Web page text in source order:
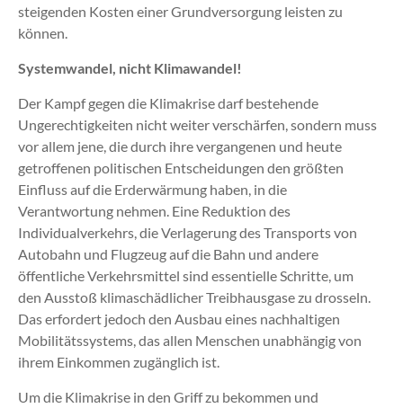
steigenden Kosten einer Grundversorgung leisten zu
können.
Systemwandel, nicht Klimawandel!
Der Kampf gegen die Klimakrise darf bestehende
Ungerechtigkeiten nicht weiter verschärfen, sondern muss
vor allem jene, die durch ihre vergangenen und heute
getroffenen politischen Entscheidungen den größten
Einfluss auf die Erderwärmung haben, in die
Verantwortung nehmen. Eine Reduktion des
Individualverkehrs, die Verlagerung des Transports von
Autobahn und Flugzeug auf die Bahn und andere
öffentliche Verkehrsmittel sind essentielle Schritte, um
den Ausstoß klimaschädlicher Treibhausgase zu drosseln.
Das erfordert jedoch den Ausbau eines nachhaltigen
Mobilitätssystems, das allen Menschen unabhängig von
ihrem Einkommen zugänglich ist.
Um die Klimakrise in den Griff zu bekommen und